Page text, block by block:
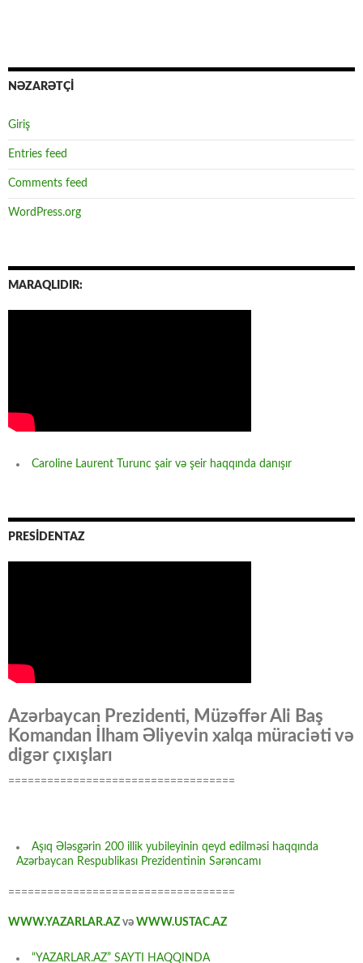
NƏZARƏTÇİ
Giriş
Entries feed
Comments feed
WordPress.org
MARAQLIDIR:
Caroline Laurent Turunc şair və şeir haqqında danışır
PRESİDENTAZ
Azərbaycan Prezidenti, Müzəffər Ali Baş
Komandan İlham Əliyevin xalqa müraciəti və
digər çıxışları
===================================
Aşıq Ələsgərin 200 illik yubileyinin qeyd edilməsi haqqında
Azərbaycan Respublikası Prezidentinin Sərəncamı
===================================
WWW.YAZARLAR.AZ və WWW.USTAC.AZ
“YAZARLAR.AZ” SAYTI HAQQINDA